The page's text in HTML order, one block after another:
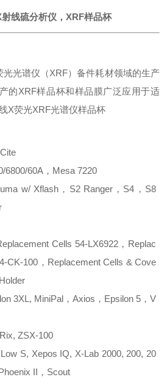
线硫分析仪，XRF样品杯
光光谱仪（XRF）备件耗材领域的生产
的XRF样品杯和样品膜广泛应用于适
X荧光XRF光谱仪样品杯
6800/60A，Mesa 7220
w/ Xflash，S2 Ranger，S4，S8
Cells 54-LX6922，Replac
CK-100，Replacement Cells & Cove
3XL, MiniPal，Axios，Epsilon 5，V
ZSX-100
S, Xepos IQ, X-Lab 2000, 200, 20
II，Scout